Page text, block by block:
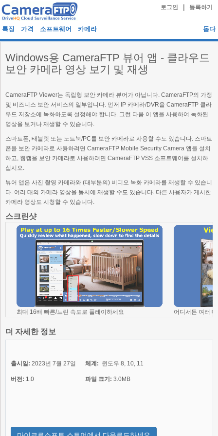
로그인 등록하기
특징 가격 소프트웨어 카메라 돕다
Windows용 CameraFTP 뷰어 앱 - 클라우드
보안 카메라 영상 보기 및 재생
CameraFTP Viewer는 독립형 보안 카메라 뷰어가 아닙니다. CameraFTP의 가정
및 비즈니스 보안 서비스의 일부입니다. 먼저 IP 카메라/DVR을 CameraFTP 클라
우드 저장소에 녹화하도록 설정해야 합니다. 그런 다음 이 앱을 사용하여 녹화된
영상을 보거나 재생할 수 있습니다.
스마트폰, 태블릿 또는 노트북/PC를 보안 카메라로 사용할 수도 있습니다. 스마트
폰을 보안 카메라로 사용하려면 CameraFTP Mobile Security Camera 앱을 설치
하고, 웹캠을 보안 카메라로 사용하려면 CameraFTP VSS 소프트웨어를 설치하
십시오.
뷰어 앱은 사진 촬영 카메라와 (대부분의) 비디오 녹화 카메라를 재생할 수 있습니
다. 여러 대의 카메라 영상을 동시에 재생할 수도 있습니다. 다른 사용자가 게시한
카메라 영상도 시청할 수 있습니다.
스크린샷
최대 16배 빠른/느린 속도로 플레이하세요 어디서든 여러
더 자세한 정보
출시일: 2023년 7월 27일
버전: 1.0
체계: 윈도우 8, 10, 11
파일 크기: 3.0MB